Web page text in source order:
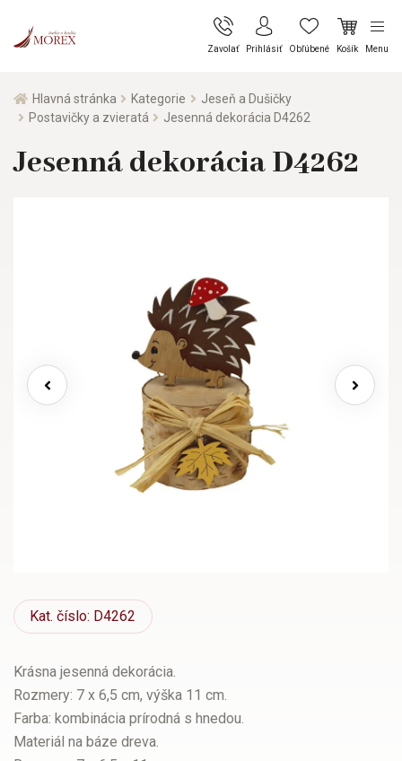
Zavolať Prihlásiť Obľúbené Košík Menu
Hlavná stránka Kategorie
Jeseň a Dušičky
Postavičky a zvieratá
Jesenná dekorácia D4262
Jesenná dekorácia D4262
Kat. číslo: D4262
Krásna jesenná dekorácia.
Rozmery: 7 x 6,5 cm, výška 11 cm.
Farba: kombinácia prírodná s hnedou.
Materiál na báze dreva.